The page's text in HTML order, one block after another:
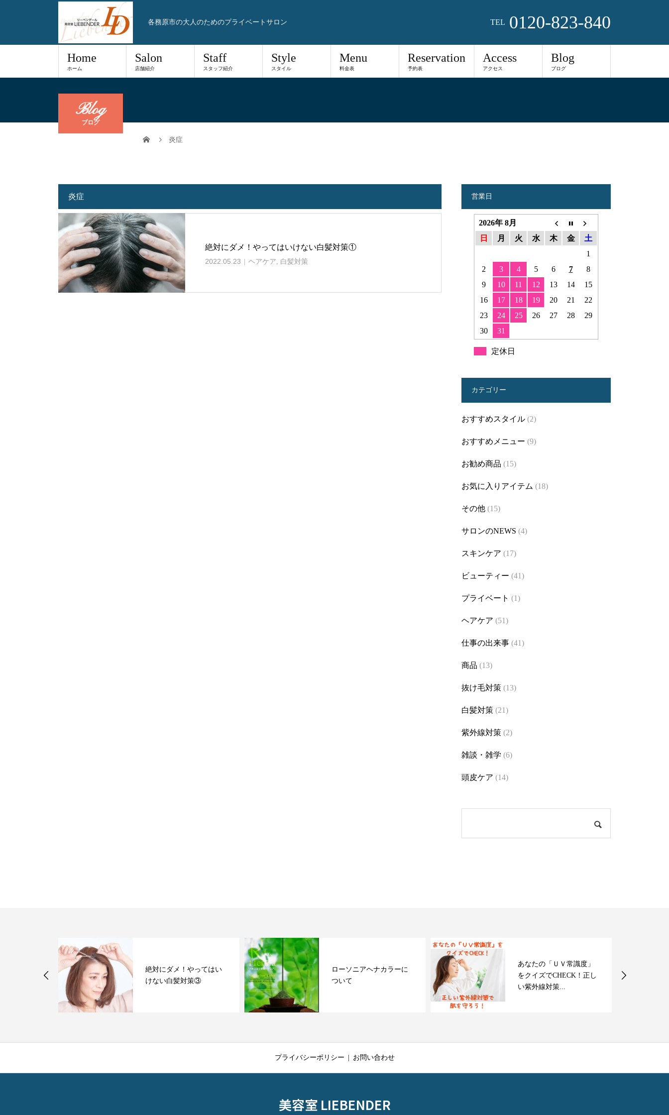
各務原市の大人のためのプライベートサロン TEL 0120-823-840
Home
ホーム
Salon
店舗紹介
Staff
スタッフ紹介
Style
スタイル
Menu
料金表
Reservation
予約表
Access
アクセス
Blog
ブログ
Blog
ブログ
炎症
炎症
絶対にダメ！やってはいけない白髪対策①
2022.05.23 ヘアケア 白髪対策
営業日
2026年 8月
日
月 火 水 木 金
土
1
2
3 4 5 6 7
8
9
10 11 12 13 14
15
16
17 18 19 20 21
22
23
24 25 26 27 28
29
30
31
定休日
カテゴリー
おすすめスタイル (2)
おすすめメニュー (9)
お勧め商品 (15)
お気に入りアイテム (18)
その他 (15)
サロンのNEWS (4)
スキンケア (17)
ビューティー (41)
プライベート (1)
ヘアケア (51)
仕事の出来事 (41)
商品 (13)
抜け毛対策 (13)
白髪対策 (21)
紫外線対策 (2)
雑談・雑学 (6)
頭皮ケア (14)
絶対にダメ！やってはい
けない白髪対策③
ローソニアヘナカラーに
ついて
あなたの「ＵＶ常識度」
をクイズでCHECK！正し
い紫外線対策...
プライバシーポリシー お問い合わせ
美容室 LIEBENDER